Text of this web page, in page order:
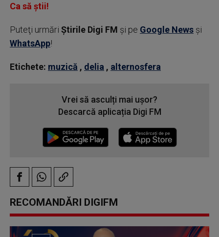
Ca să știi!
Puteţi urmări Știrile Digi FM şi pe Google News şi
WhatsApp!
Etichete: muzică , delia , alternosfera
Vrei să asculți mai ușor?
Descarcă aplicația Digi FM
RECOMANDĂRI DIGIFM